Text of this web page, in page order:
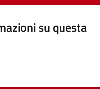
su questa